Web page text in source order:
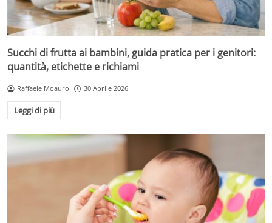
Succhi di frutta ai bambini, guida pratica per i genitori:
quantità, etichette e richiami
Raffaele Moauro 30 Aprile 2026
Leggi di più